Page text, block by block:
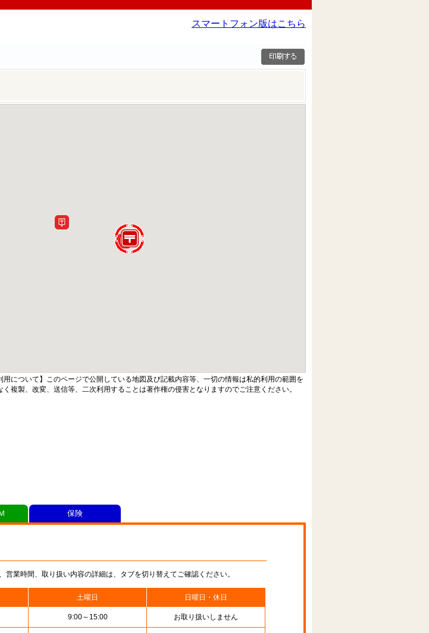
スマートフォン版はこちら
用について】このページで公開している地図及び記載内容等、一切の情報は私的利用の範囲を
く複製、改変、送信等、二次利用することは著作権の侵害となりますのでご注意ください。
業時間、取り扱い内容の詳細は、タブを切り替えてご確認ください。
土曜日 日曜日・休日
9:00～15:00 お取り扱いしません
保険